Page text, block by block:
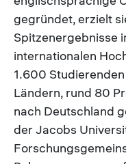
gegründet, erzielt
Spitzenergebnisse
internationalen
1.600
Ländern, rund 80
nach Deutschland
der Jacobs